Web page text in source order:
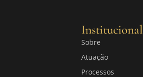
Institucional
Sobre
Atuação
Processos